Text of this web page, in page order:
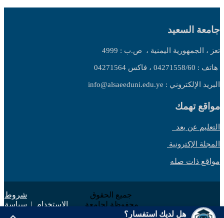
هل لديك استفسار؟
جامعة السعيد
تعز ، الجمهورية اليمنية ، ص.ب : 4999
هاتف : 04271558/60 ، فاكس 04271564
البريد الإلكتروني : info@alsaeeduni.edu.ye
مواقع تهمك
التعليم عن بعد
المجلة الإكترونية
مواقع ذات صله
جميع الحقوق
محفوظة لجامعة
السعيد 2025 ©
شروط
الاستخدام | سياسة
الخصوصية